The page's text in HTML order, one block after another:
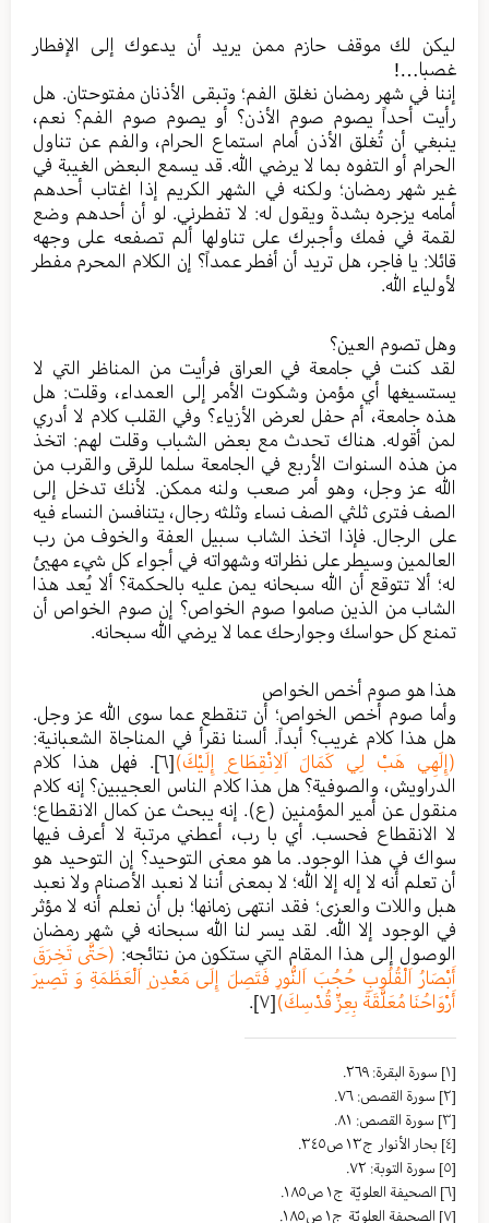
ليكن لك موقف حازم ممن يريد أن يدعوك إلى الإفطار
غصبا…!
إننا في شهر رمضان نغلق الفم؛ وتبقى الأذنان مفتوحتان. هل
رأيت أحداً يصوم صوم الأذن؟ أو يصوم صوم الفم؟ نعم،
ينبغي أن تُغلق الأذن أمام استماع الحرام، والفم عن تناول
الحرام أو التفوه بما لا يرضي الله. قد يسمع البعض الغيبة في
غير شهر رمضان؛ ولكنه في الشهر الكريم إذا اغتاب أحدهم
أمامه يزجره بشدة ويقول له: لا تفطرني. لو أن أحدهم وضع
لقمة في فمك وأجبرك على تناولها ألم تصفعه على وجهه
قائلا: يا فاجر، هل تريد أن أفطر عمداً؟ إن الكلام المحرم مفطر
لأولياء الله.
وهل تصوم العين؟
لقد كنت في جامعة في العراق فرأيت من المناظر التي لا
يستسيغها أي مؤمن وشكوت الأمر إلى العمداء، وقلت: هل
هذه جامعة، أم حفل لعرض الأزياء؟ وفي القلب كلام لا أدري
لمن أقوله. هناك تحدث مع بعض الشباب وقلت لهم: اتخذ
من هذه السنوات الأربع في الجامعة سلما للرقى والقرب من
الله عز وجل، وهو أمر صعب ولنه ممكن. لأنك تدخل إلى
الصف فترى ثلثي الصف نساء وثلثه رجال، يتنافسن النساء فيه
على الرجال. فإذا اتخذ الشاب سبيل العفة والخوف من رب
العالمين وسيطر على نظراته وشهواته في أجواء كل شيء مهيئ
له؛ ألا تتوقع أن الله سبحانه يمن عليه بالحكمة؟ ألا يُعد هذا
الشاب من الذين صاموا صوم الخواص؟ إن صوم الخواص أن
تمنع كل حواسك وجوارحك عما لا يرضي الله سبحانه.
هذا هو صوم أخص الخواص
وأما صوم أخص الخواص؛ أن تنقطع عما سوى الله عز وجل.
هل هذا كلام غريب؟ أبداً. ألسنا نقرأ في المناجاة الشعبانية:
(إِلَهِي هَبْ لِي كَمَالَ اَلاِنْقِطَاعِ إِلَيْكَ)[٦]
. فهل هذا كلام
الدراويش، والصوفية؟ هل هذا كلام الناس العجيبين؟ إنه كلام
منقول عن أمير المؤمنين (ع). إنه يبحث عن كمال الانقطاع؛
لا الانقطاع فحسب. أي با رب، أعطني مرتبة لا أعرف فيها
سواك في هذا الوجود. ما هو معنى التوحيد؟ إن التوحيد هو
أن تعلم أنه لا إله إلا الله؛ لا بمعنى أننا لا نعبد الأصنام ولا نعبد
هبل واللات والعزى؛ فقد انتهى زمانها؛ بل أن نعلم أنه لا مؤثر
في الوجود إلا الله. لقد يسر لنا الله سبحانه في شهر رمضان
الوصول إلى هذا المقام التي ستكون من نتائجه: (حَتَّى تَخِرَقَ
أَبْصَارُ اَلْقُلُوبِ حُجُبَ اَلنُّورِ فَتَصِلَ إِلَى مَعْدِنِ اَلْعَظَمَةِ وَ تَصِيرَ
أَرْوَاحُنَا مُعَلَّقَةً بِعِزِّ قُدْسِكَ)[٧] .
[١]
سورة البقرة: ٢٦٩.
[٢]
سورة القصص: ٧٦.
[٣]
سورة القصص: ٨١.
[٤]
بحار الأنوار ج١٣ ص٣٤٥.
[٥]
سورة التوبة: ٧٢.
[٦]
الصحیفة العلویّة ج١ ص١٨٥.
[٧]
الصحیفة العلویّة ج١ ص١٨٥.